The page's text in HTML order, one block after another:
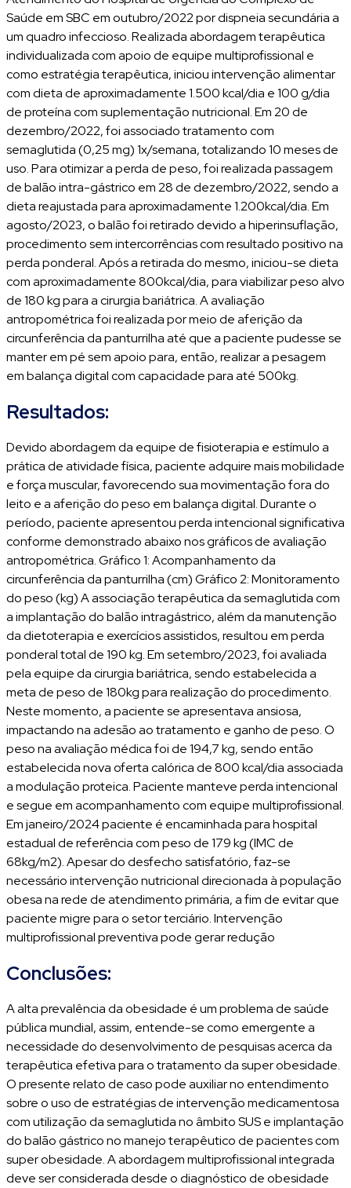
Saúde em SBC em outubro/2022 por dispneia secundária a
um quadro infeccioso. Realizada abordagem terapêutica
individualizada com apoio de equipe multiprofissional e
como estratégia terapêutica, iniciou intervenção alimentar
com dieta de aproximadamente 1.500 kcal/dia e 100 g/dia
de proteína com suplementação nutricional. Em 20 de
dezembro/2022, foi associado tratamento com
semaglutida (0,25 mg) 1x/semana, totalizando 10 meses de
uso. Para otimizar a perda de peso, foi realizada passagem
de balão intra-gástrico em 28 de dezembro/2022, sendo a
dieta reajustada para aproximadamente 1.200kcal/dia. Em
agosto/2023, o balão foi retirado devido a hiperinsuflação,
procedimento sem intercorrências com resultado positivo na
perda ponderal. Após a retirada do mesmo, iniciou-se dieta
com aproximadamente 800kcal/dia, para viabilizar peso alvo
de 180 kg para a cirurgia bariátrica. A avaliação
antropométrica foi realizada por meio de aferição da
circunferência da panturrilha até que a paciente pudesse se
manter em pé sem apoio para, então, realizar a pesagem
em balança digital com capacidade para até 500kg.
Resultados:
Devido abordagem da equipe de fisioterapia e estímulo a
prática de atividade física, paciente adquire mais mobilidade
e força muscular, favorecendo sua movimentação fora do
leito e a aferição do peso em balança digital. Durante o
período, paciente apresentou perda intencional significativa
conforme demonstrado abaixo nos gráficos de avaliação
antropométrica. Gráfico 1: Acompanhamento da
circunferência da panturrilha (cm) Gráfico 2: Monitoramento
do peso (kg) A associação terapêutica da semaglutida com
a implantação do balão intragástrico, além da manutenção
da dietoterapia e exercícios assistidos, resultou em perda
ponderal total de 190 kg. Em setembro/2023, foi avaliada
pela equipe da cirurgia bariátrica, sendo estabelecida a
meta de peso de 180kg para realização do procedimento.
Neste momento, a paciente se apresentava ansiosa,
impactando na adesão ao tratamento e ganho de peso. O
peso na avaliação médica foi de 194,7 kg, sendo então
estabelecida nova oferta calórica de 800 kcal/dia associada
a modulação proteica. Paciente manteve perda intencional
e segue em acompanhamento com equipe multiprofissional.
Em janeiro/2024 paciente é encaminhada para hospital
estadual de referência com peso de 179 kg (IMC de
68kg/m2). Apesar do desfecho satisfatório, faz-se
necessário intervenção nutricional direcionada à população
obesa na rede de atendimento primária, a fim de evitar que
paciente migre para o setor terciário. Intervenção
multiprofissional preventiva pode gerar redução
Conclusões:
A alta prevalência da obesidade é um problema de saúde
pública mundial, assim, entende-se como emergente a
necessidade do desenvolvimento de pesquisas acerca da
terapêutica efetiva para o tratamento da super obesidade.
O presente relato de caso pode auxiliar no entendimento
sobre o uso de estratégias de intervenção medicamentosa
com utilização da semaglutida no âmbito SUS e implantação
do balão gástrico no manejo terapêutico de pacientes com
super obesidade. A abordagem multiprofissional integrada
deve ser considerada desde o diagnóstico de obesidade